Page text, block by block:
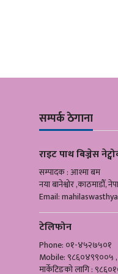
सम्पर्क ठेगाना
राइट पाथ बिज्नेस
सम्पादक : आश्मा बम
नया बानेश्वोर ,काठमाडौँ,
Email:
टेलिफोन
Phone: ०१-४५२७५०१
Mobile: ९८६०४९९००५
मार्केटिङको लागि :